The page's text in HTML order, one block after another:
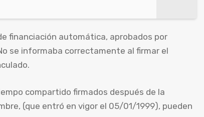
financiación automática, aprobados por
se informaba correctamente al firmar el
compartido firmados después de la
(que entró en vigor el 05/01/1999), pueden